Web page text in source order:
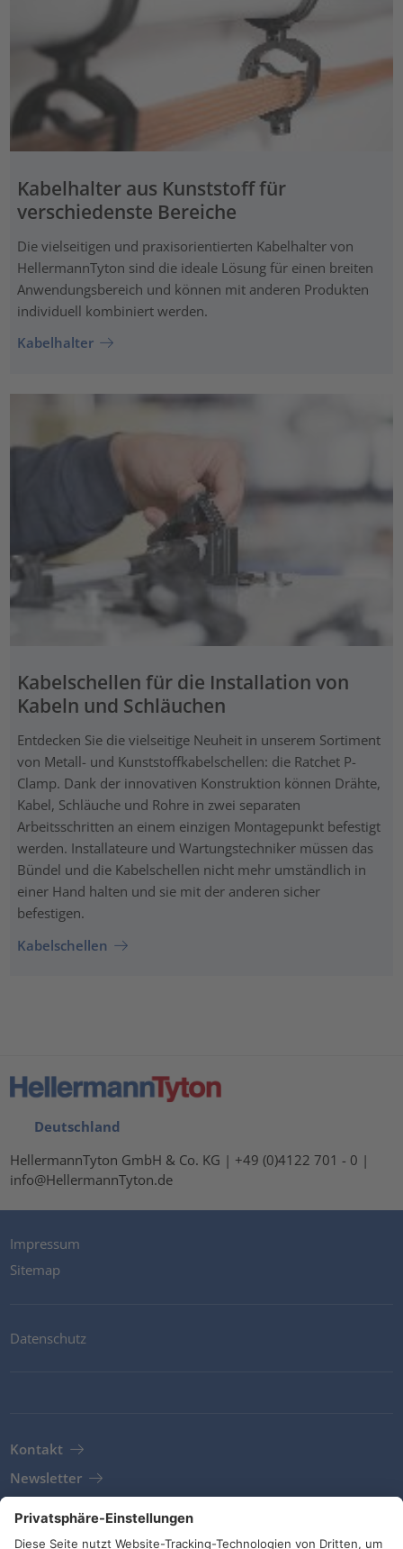
Kabelhalter aus Kunststoff für
verschiedenste Bereiche
Die vielseitigen und praxisorientierten Kabelhalter von
HellermannTyton sind die ideale Lösung für einen breiten
Anwendungsbereich und können mit anderen Produkten
individuell kombiniert werden.
Kabelhalter
Kabelschellen für die Installation von
Kabeln und Schläuchen
Entdecken Sie die vielseitige Neuheit in unserem Sortiment
von Metall- und Kunststoffkabelschellen: die Ratchet P-
Clamp. Dank der innovativen Konstruktion können Drähte,
Kabel, Schläuche und Rohre in zwei separaten
Arbeitsschritten an einem einzigen Montagepunkt befestigt
werden. Installateure und Wartungstechniker müssen das
Bündel und die Kabelschellen nicht mehr umständlich in
einer Hand halten und sie mit der anderen sicher
befestigen.
Kabelschellen
Deutschland
HellermannTyton GmbH & Co. KG | +49 (0)4122 701 - 0 |
info@HellermannTyton.de
Impressum
Sitemap
Datenschutz
Kontakt
Newsletter